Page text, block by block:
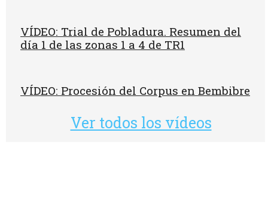
VÍDEO: Trial de Pobladura. Resumen del
día 1 de las zonas 1 a 4 de TR1
VÍDEO: Procesión del Corpus en Bembibre
Ver todos los vídeos